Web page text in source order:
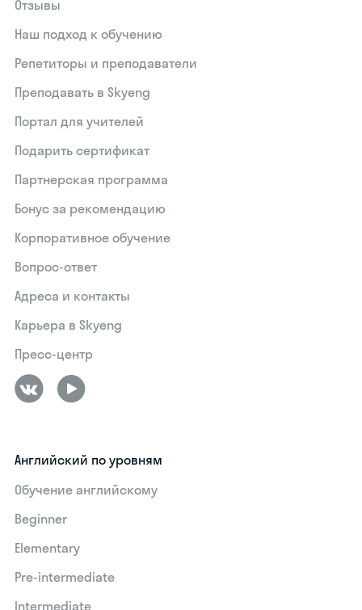
Отзывы
Наш подход к обучению
Репетиторы и преподаватели
Преподавать в Skyeng
Портал для учителей
Подарить сертификат
Партнерская программа
Бонус за рекомендацию
Корпоративное обучение
Вопрос-ответ
Адреса и контакты
Карьера в Skyeng
Пресс-центр
Английский по уровням
Обучение английскому
Beginner
Elementary
Pre-intermediate
Intermediate